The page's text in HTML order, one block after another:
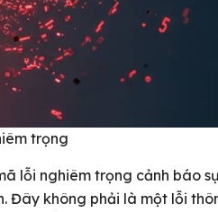
trọng
lỗi nghiêm trọng cảnh báo
Đây không phải là một lỗi